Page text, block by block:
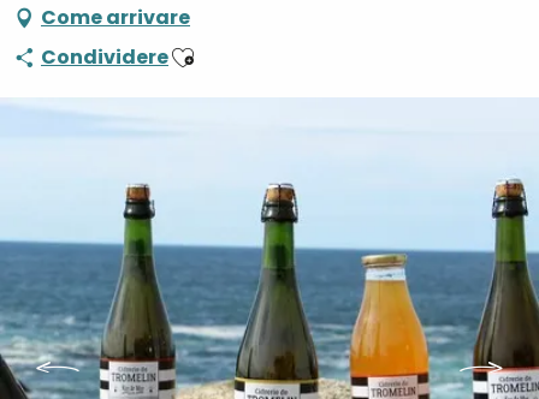
Come arrivare
CondividereAjouter aux favoris